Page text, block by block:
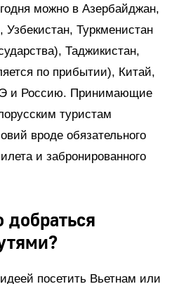
можно в Азербайджан,
Туркменистан
Таджикистан,
по прибытии), Китай,
и Россию. Принимающие
туристам
вроде обязательного
и забронированного
посетить Вьетнам или